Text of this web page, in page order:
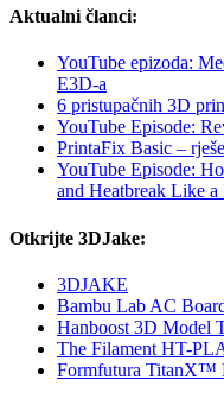
Aktualni članci:
YouTube epizoda:
E3D-a
6 pristupačnih 3D
YouTube Episode:
PrintaFix Basic –
YouTube Episode:
and Heatbreak Like a
Otkrijte 3DJake:
3DJAKE
Bambu Lab AC
Hanboost 3D Model
The Filament HT-
Formfutura TitanX™